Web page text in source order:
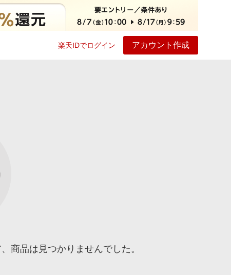
楽天IDでログイン アカウント作成
商品は見つかりませんでした。